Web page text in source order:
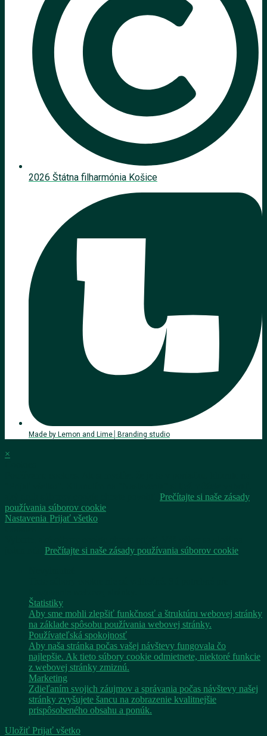
2026 Štátna filharmónia Košice
Made by Lemon and Lime│Branding studio
×
Prečítajte si naše zásady
používania súborov cookie
Nastavenia Prijať všetko
Prečítajte si naše zásady používania súborov cookie
Štatistiky
Aby sme mohli zlepšiť funkčnosť a štruktúru webovej stránky
na základe spôsobu používania webovej stránky.
Používateľská spokojnosť
Aby naša stránka počas vašej návštevy fungovala čo
najlepšie. Ak tieto súbory cookie odmietnete, niektoré funkcie
z webovej stránky zmiznú.
Marketing
Zdieľaním svojich záujmov a správania počas návštevy našej
stránky zvyšujete šancu na zobrazenie kvalitnejšie
prispôsobeného obsahu a ponúk.
Uložiť Prijať všetko